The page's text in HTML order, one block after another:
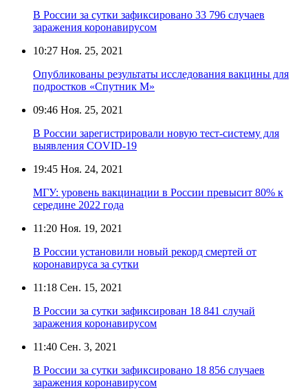
В России за сутки зафиксировано 33 796 случаев
заражения коронавирусом
10:27 Ноя. 25, 2021
Опубликованы результаты исследования вакцины для
подростков «Спутник М»
09:46 Ноя. 25, 2021
В России зарегистрировали новую тест-систему для
выявления COVID-19
19:45 Ноя. 24, 2021
МГУ: уровень вакцинации в России превысит 80% к
середине 2022 года
11:20 Ноя. 19, 2021
В России установили новый рекорд смертей от
коронавируса за сутки
11:18 Сен. 15, 2021
В России за сутки зафиксирован 18 841 случай
заражения коронавирусом
11:40 Сен. 3, 2021
В России за сутки зафиксировано 18 856 случаев
заражения коронавирусом